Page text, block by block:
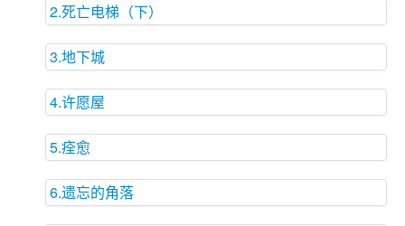
2.死亡电梯（下）
3.地下城
4.许愿屋
5.痊愈
6.遗忘的角落